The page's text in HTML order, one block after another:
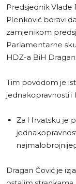
Predsjednik
Plenković boravi
zamjenikom
Parlamentarne
HDZ-a BiH
Tim povodom je
jednakopravnosti i
Za Hrvatsku je
Dragan Čović je